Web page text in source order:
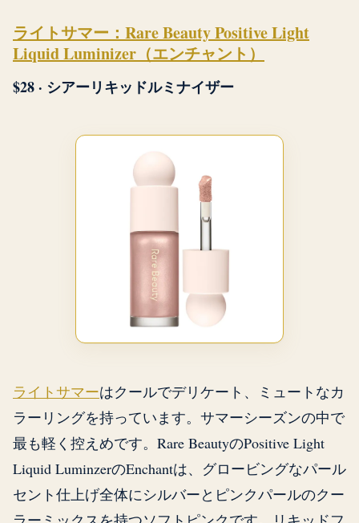
ライトサマー：Rare Beauty Positive Light
Liquid Luminizer（エンチャント）
$28 · シアーリキッドルミナイザー
ライトサマーはクールでデリケート、ミュートなカ
ラーリングを持っています。サマーシーズンの中で
最も軽く控えめです。Rare BeautyのPositive Light
Liquid LuminzerのEnchantは、グロービングなパール
セント仕上げ全体にシルバーとピンクパールのクー